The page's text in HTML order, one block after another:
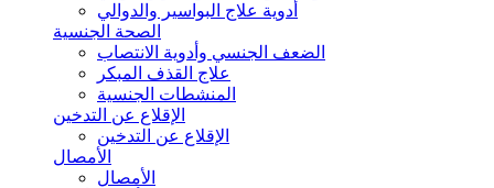
أدوية علاج البواسير والدوالي
الصحة الجنسية
الضعف الجنسي وأدوية الانتصاب
علاج القذف المبكر
المنشطات الجنسية
الإقلاع عن التدخين
الإقلاع عن التدخين
الأمصال
الأمصال